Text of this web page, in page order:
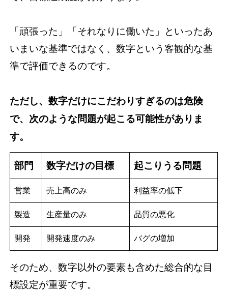
「頑張った」「それなりに働いた」といったあ
いまいな基準ではなく、数字という客観的な基
準で評価できるのです。
ただし、数字だけにこだわりすぎるのは危険
で、次のような問題が起こる可能性がありま
す。
部門 数字だけの目標 起こりうる問題
営業 売上高のみ 利益率の低下
製造 生産量のみ 品質の悪化
開発 開発速度のみ バグの増加
そのため、数字以外の要素も含めた総合的な目
標設定が重要です。